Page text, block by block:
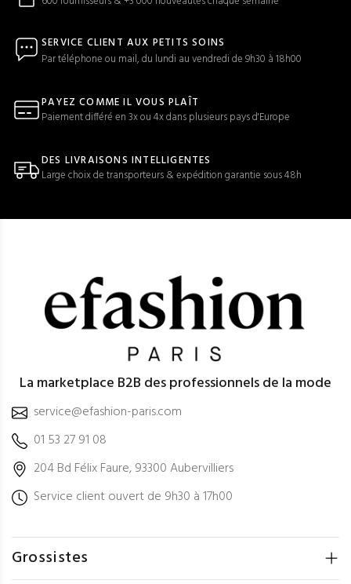
SERVICE CLIENT AUX PETITS SOINS
Par téléphone ou mail, du lundi au vendredi de 9h30 à 18h00
PAYEZ COMME IL VOUS PLAÎT
Paiement différé en 3x ou 4x dans plusieurs pays d'Europe
DES LIVRAISONS INTELLIGENTES
Large choix de transporteurs & expédition garantie sous 48h
La marketplace B2B des professionnels de la mode
service@efashion-paris.com
01 53 27 91 08
204 Bd Félix Faure, 93300 Aubervilliers
Service client ouvert de 9h30 à 17h00
Grossistes